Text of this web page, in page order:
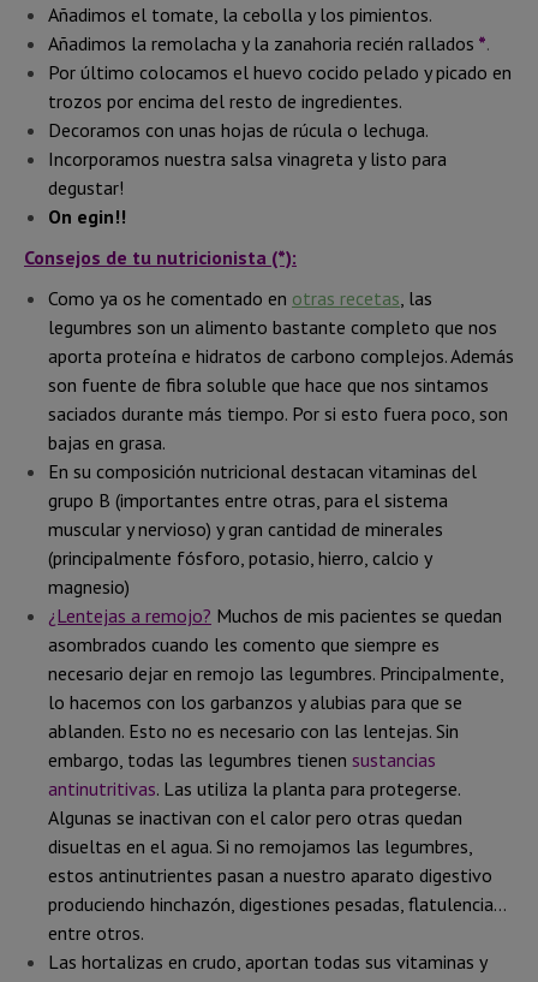
Añadimos el tomate, la cebolla y los pimientos.
Añadimos la remolacha y la zanahoria recién rallados *.
Por último colocamos el huevo cocido pelado y picado en
trozos por encima del resto de ingredientes.
Decoramos con unas hojas de rúcula o lechuga.
Incorporamos nuestra salsa vinagreta y listo para
degustar!
On egin!!
Consejos de tu nutricionista (*):
Como ya os he comentado en otras recetas , las
legumbres son un alimento bastante completo que nos
aporta proteína e hidratos de carbono complejos. Además
son fuente de fibra soluble que hace que nos sintamos
saciados durante más tiempo. Por si esto fuera poco, son
bajas en grasa.
En su composición nutricional destacan vitaminas del
grupo B (importantes entre otras, para el sistema
muscular y nervioso) y gran cantidad de minerales
(principalmente fósforo, potasio, hierro, calcio y
magnesio)
¿Lentejas a remojo? Muchos de mis pacientes se quedan
asombrados cuando les comento que siempre es
necesario dejar en remojo las legumbres. Principalmente,
lo hacemos con los garbanzos y alubias para que se
ablanden. Esto no es necesario con las lentejas. Sin
embargo, todas las legumbres tienen sustancias
antinutritivas. Las utiliza la planta para protegerse.
Algunas se inactivan con el calor pero otras quedan
disueltas en el agua. Si no remojamos las legumbres,
estos antinutrientes pasan a nuestro aparato digestivo
produciendo hinchazón, digestiones pesadas, flatulencia…
entre otros.
Las hortalizas en crudo, aportan todas sus vitaminas y